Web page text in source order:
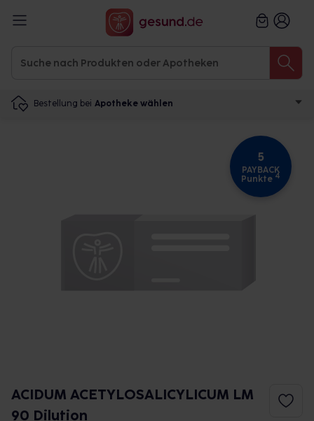
Bestellung bei Apotheke wählen
5
PAYBACK
Punkte 4
ACIDUM ACETYLOSALICYLICUM LM
90 Dilution